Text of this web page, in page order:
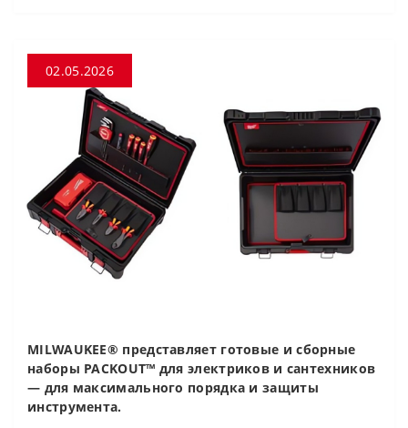
02.05.2026
MILWAUKEE® представляет готовые и сборные
наборы PACKOUT™ для электриков и сантехников
— для максимального порядка и защиты
инструмента.